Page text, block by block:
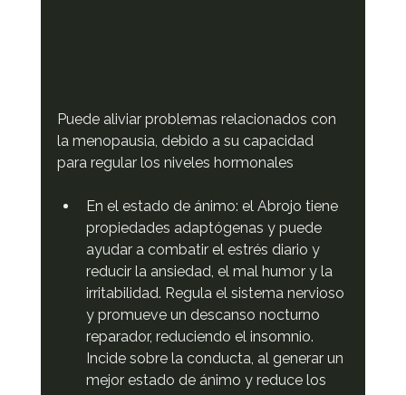
Puede aliviar problemas relacionados con
la menopausia, debido a su capacidad
para regular los niveles hormonales
En el estado de ánimo: el Abrojo tiene
propiedades adaptógenas y puede
ayudar a combatir el estrés diario y
reducir la ansiedad, el mal humor y la
irritabilidad. Regula el sistema nervioso
y promueve un descanso nocturno
reparador, reduciendo el insomnio.
Incide sobre la conducta, al generar un
mejor estado de ánimo y reduce los